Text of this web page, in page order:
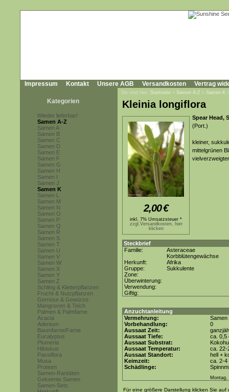
Impressum Kontakt Unsere AGB Versandkosten Vertrag
Kategorien
Wieder lieferbar!
Samen A-Z
Samen A
Samen B
Samen C
Samen D
Samen E
Samen F
Samen G
Samen H
Samen I
Samen J
Samen K
Samen L
Samen M
Samen N
Samen O
Samen P
Samen Q
Samen R
Samen S
Samen T
Samen U
Samen V
Samen W
Samen X
Samen Y
Samen Z
Schling & Kletterpflanzen
Frucht & Nutzpflanzen
Gemüse & Gewürze
Mangroven & Teich
Palmen & Palmfarne
Acacia
Adenium
Baumfarne/Farne
Eucalyptus
Plumeria
Hibiskus
Passiflora
Musa
Proteen
Samen-Raritäten
Gekeimte Samen
Samen-Sets
Sie sind hier: Startseite » Samen A-Z » Samen K
Kleinia longiflora
2,00€
inkl. 7% Umsatzsteuer *
zzgl.Versandkosten, hier
klicken
Spear Head,
(Port.)
kleiner,
mittelgrünen
Steckbrief
Familie:
Asteraceae
Korbblütengewächse
Herkunft:
Afrika
Gruppe:
Sukkulente
Zone:
Überwinterung:
Verwendung:
Giftig:
Anzuchtanleitung
Vermehrung:
Samen
Vorbehandlung:
0
Aussaat Zeit:
Aussaat Tiefe:
ca. 0,5
Aussaat Substrat:
Aussaat Temperatur:
ca. 22-
Aussaat Standort:
hell +
Keimzeit:
ca. 2-4
Schädlinge:
Montag,
Für eine größere Darstellung klicken Sie auf